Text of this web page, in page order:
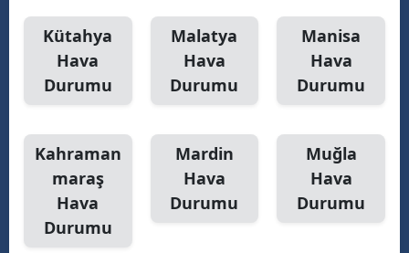
Kütahya
Hava
Durumu
Malatya
Hava
Durumu
Manisa
Hava
Durumu
Kahraman
maraş
Hava
Durumu
Mardin
Hava
Durumu
Muğla
Hava
Durumu